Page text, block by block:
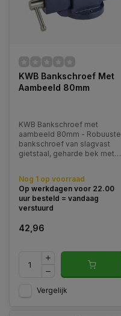
KWB Bankschroef Met
Aambeeld 80mm
KWB Bankschroef met
aambeeld 80mm - Robuuste
bankschroef van slagvast
gietstaal, geharde bek met
Nog 1 op voorraad
Op werkdagen voor 22.00
uur besteld = vandaag
verstuurd
42,96
Vergelijk